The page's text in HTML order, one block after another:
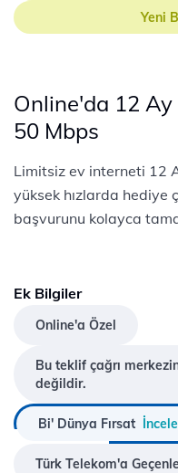
Yeni
Online'da 12 Ay
50 Mbps
Limitsiz ev interneti 12
yüksek hızlarda hediye
başvurunu kolayca
Ek Bilgiler
Online'a Özel
Bu teklif çağrı
değildir.
Bi' Dünya Fırsat İncele
Türk Telekom'a